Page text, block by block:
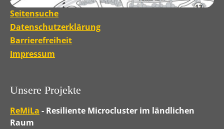
Seitensuche
Datenschutzerklärung
Barrierefreiheit
Impressum
Unsere Projekte
ReMiLa - Resiliente Microcluster im ländlichen
Raum